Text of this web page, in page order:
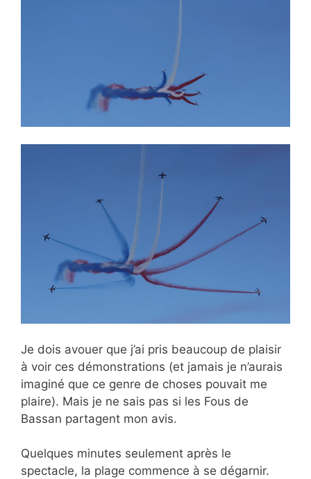
Je dois avouer que j’ai pris beaucoup de plaisir
à voir ces démonstrations (et jamais je n’aurais
imaginé que ce genre de choses pouvait me
plaire). Mais je ne sais pas si les Fous de
Bassan partagent mon avis.
Quelques minutes seulement après le
spectacle, la plage commence à se dégarnir.